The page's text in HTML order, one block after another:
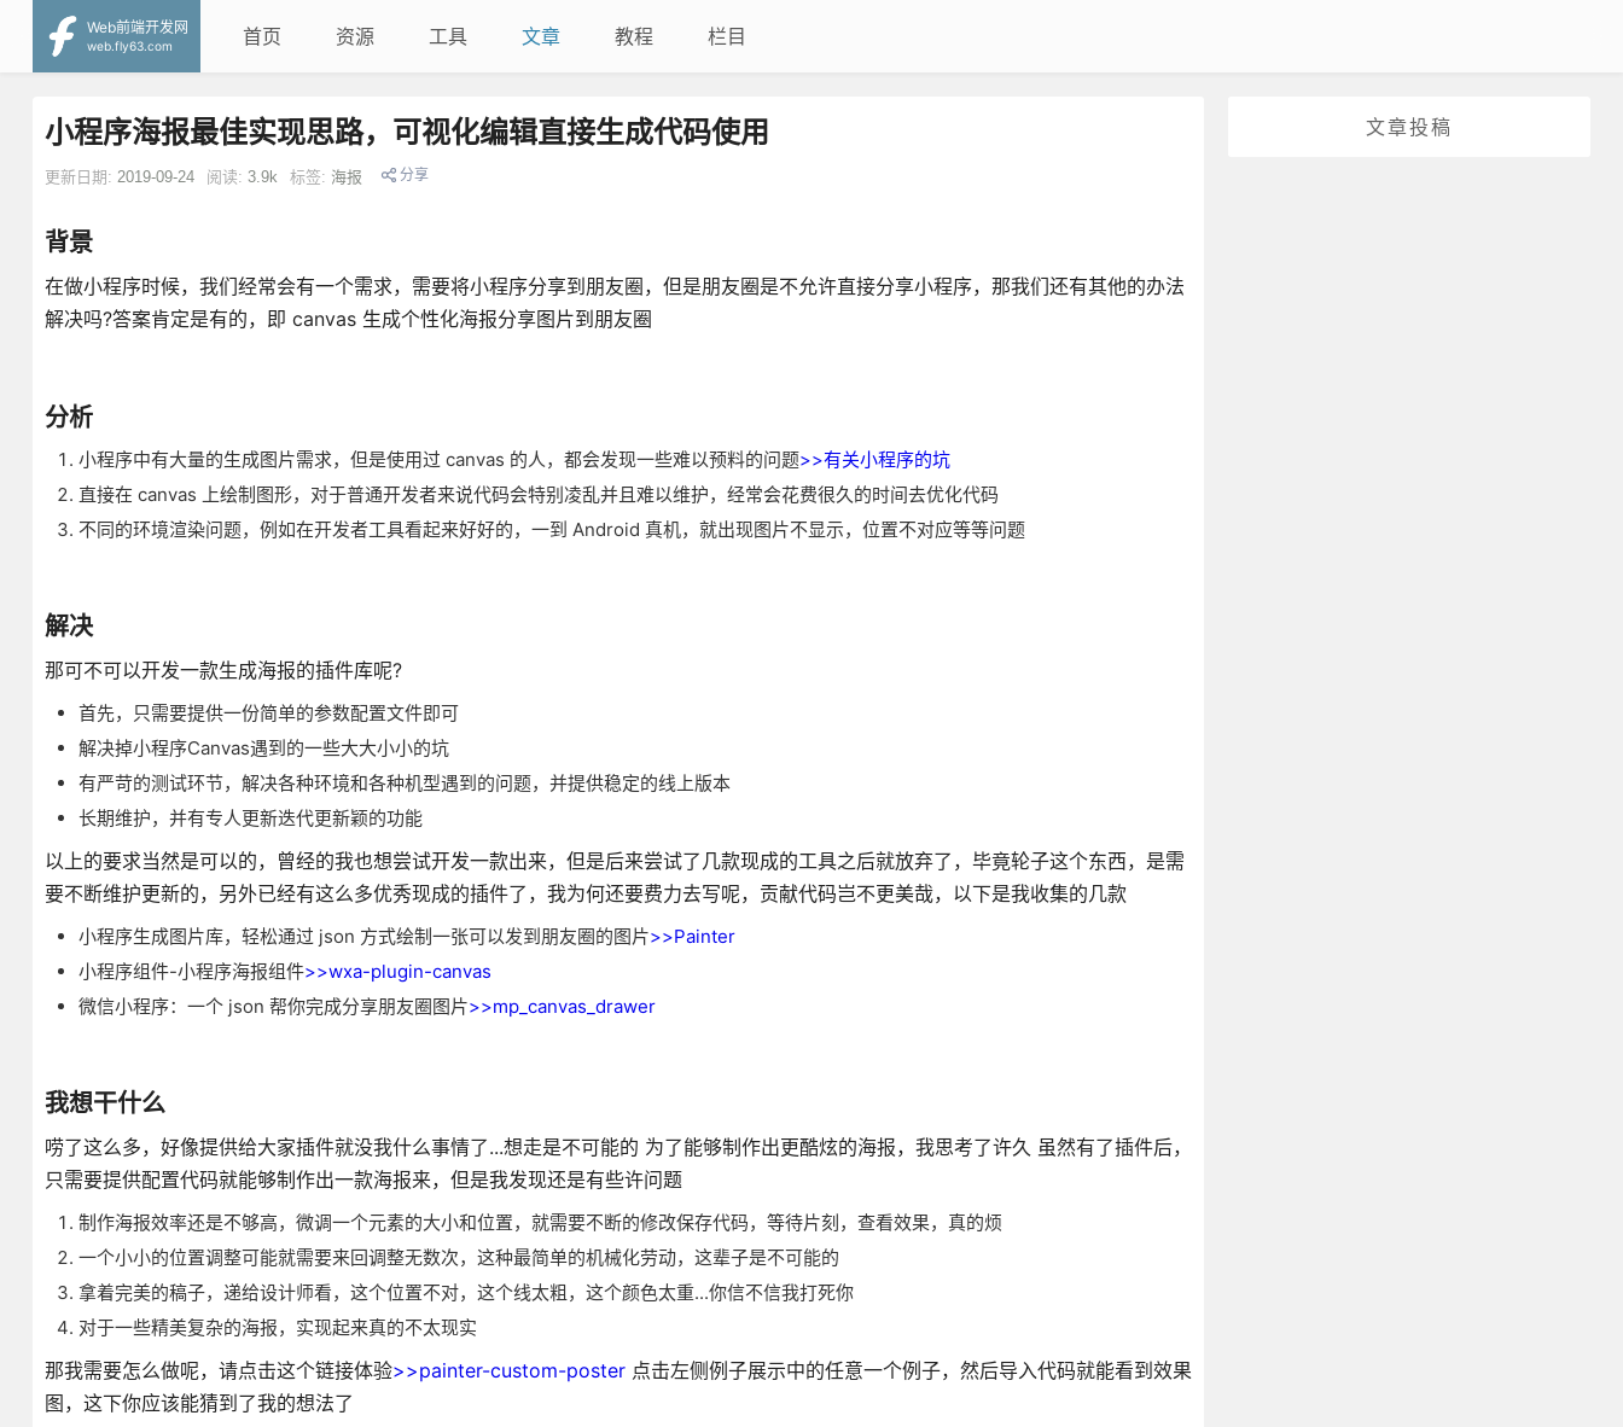
Web前端开发网
web.fly63.com
首页 资源 工具 文章 教程 栏目
文章投稿
小程序海报最佳实现思路，可视化编辑直接生成代码使用
更新日期: 2019-09-24 阅读: 3.9k 标签: 海报 分享
背景
在做小程序时候，我们经常会有一个需求，需要将小程序分享到朋友圈，但是朋友圈是不允许直接分享小程序，那我们还有其他的办法
解决吗?答案肯定是有的，即 canvas 生成个性化海报分享图片到朋友圈
分析
小程序中有大量的生成图片需求，但是使用过 canvas 的人，都会发现一些难以预料的问题>>有关小程序的坑
直接在 canvas 上绘制图形，对于普通开发者来说代码会特别凌乱并且难以维护，经常会花费很久的时间去优化代码
不同的环境渲染问题，例如在开发者工具看起来好好的，一到 Android 真机，就出现图片不显示，位置不对应等等问题
解决
那可不可以开发一款生成海报的插件库呢?
首先，只需要提供一份简单的参数配置文件即可
解决掉小程序Canvas遇到的一些大大小小的坑
有严苛的测试环节，解决各种环境和各种机型遇到的问题，并提供稳定的线上版本
长期维护，并有专人更新迭代更新颖的功能
以上的要求当然是可以的，曾经的我也想尝试开发一款出来，但是后来尝试了几款现成的工具之后就放弃了，毕竟轮子这个东西，是需
要不断维护更新的，另外已经有这么多优秀现成的插件了，我为何还要费力去写呢，贡献代码岂不更美哉，以下是我收集的几款
小程序生成图片库，轻松通过 json 方式绘制一张可以发到朋友圈的图片>>Painter
小程序组件-小程序海报组件>>wxa-plugin-canvas
微信小程序：一个 json 帮你完成分享朋友圈图片>>mp_canvas_drawer
我想干什么
唠了这么多，好像提供给大家插件就没我什么事情了...想走是不可能的 为了能够制作出更酷炫的海报，我思考了许久 虽然有了插件后，
只需要提供配置代码就能够制作出一款海报来，但是我发现还是有些许问题
制作海报效率还是不够高，微调一个元素的大小和位置，就需要不断的修改保存代码，等待片刻，查看效果，真的烦
一个小小的位置调整可能就需要来回调整无数次，这种最简单的机械化劳动，这辈子是不可能的
拿着完美的稿子，递给设计师看，这个位置不对，这个线太粗，这个颜色太重...你信不信我打死你
对于一些精美复杂的海报，实现起来真的不太现实
那我需要怎么做呢，请点击这个链接体验>>painter-custom-poster点击左侧例子展示中的任意一个例子，然后导入代码就能看到效果
图，这下你应该能猜到了我的想法了